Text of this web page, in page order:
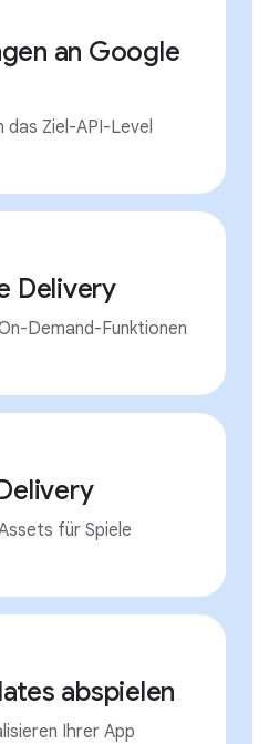
an Google
das Ziel-API-Level
Delivery
Demand-Funktionen
für Spiele
abspielen
Ihrer App